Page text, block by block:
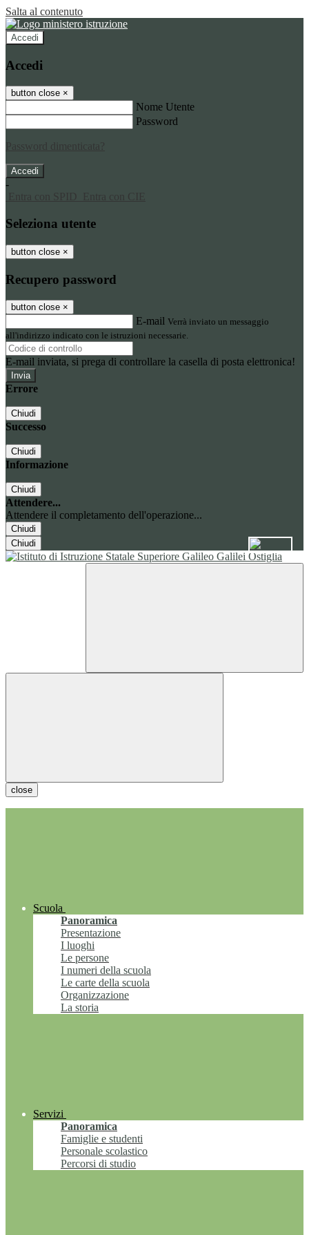
Salta al contenuto
Accedi
Accedi
button close ×
Nome Utente
Password
Password dimenticata?
-
Entra con SPID
Entra con CIE
Seleziona utente
button close ×
Recupero password
button close ×
E-mail Verrà inviato un messaggio
all'indirizzo indicato con le istruzioni necessarie.
E-mail inviata, si prega di controllare la casella di posta elettronica!
Errore
Chiudi
Successo
Chiudi
Informazione
Chiudi
Attendere...
Attendere il completamento dell'operazione...
Chiudi
Chiudi
close
Scuola
Panoramica
Presentazione
I luoghi
Le persone
I numeri della scuola
Le carte della scuola
Organizzazione
La storia
Servizi
Panoramica
Famiglie e studenti
Personale scolastico
Percorsi di studio